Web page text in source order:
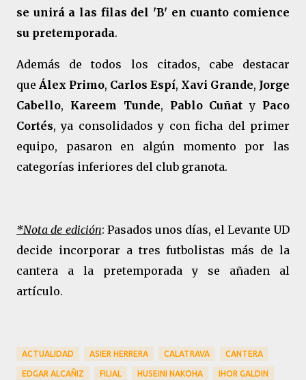
se unirá a las filas del 'B' en cuanto comience
su pretemporada.
Además de todos los citados, cabe destacar
que Álex Primo, Carlos Espí, Xavi Grande, Jorge
Cabello, Kareem Tunde, Pablo Cuñat y Paco
Cortés, ya consolidados y con ficha del primer
equipo, pasaron en algún momento por las
categorías inferiores del club granota.
*Nota de edición: Pasados unos días, el Levante UD
decide incorporar a tres futbolistas más de la
cantera a la pretemporada y se añaden al
artículo.
ACTUALIDAD ASIER HERRERA CALATRAVA CANTERA
EDGAR ALCAÑIZ FILIAL HUSEINI NAKOHA IHOR GALDIN